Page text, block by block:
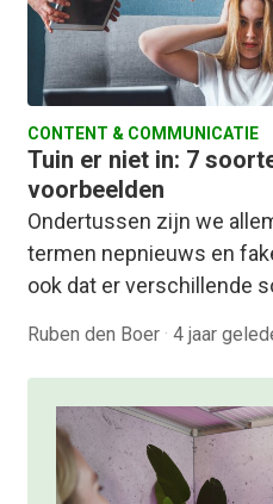
CONTENT & COMMUNICATIE
Tuin er niet in: 7
voorbeelden
Ondertussen zijn we
termen nepnieuws en
ook dat er verschillende
Ruben den Boer · 4 jaar